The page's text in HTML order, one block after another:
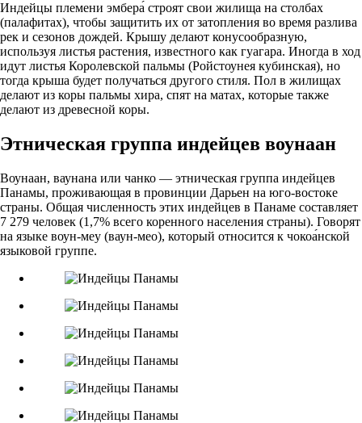
Индейцы племени эмбера́ строят свои жилища на столбах
(палафитах), чтобы защитить их от затопления во время разлива
рек и сезонов дождей. Крышу делают конусообразную,
используя листья растения, известного как гуагара. Иногда в ход
идут листья Королевской пальмы (Ройстоунея кубинская), но
тогда крыша будет получаться другого стиля. Пол в жилищах
делают из коры пальмы хира, спят на матах, которые также
делают из древесной коры.
Этническая группа индейцев воунаан
Воунаан, ваунана или чанко — этническая группа индейцев
Панамы, проживающая в провинции Дарьен на юго-востоке
страны. Общая численность этих индейцев в Панаме составляет
7 279 человек (1,7% всего коренного населения страны). Говорят
на языке воун-меу (ваун-мео), который относится к чокоа́нской
языковой группе.